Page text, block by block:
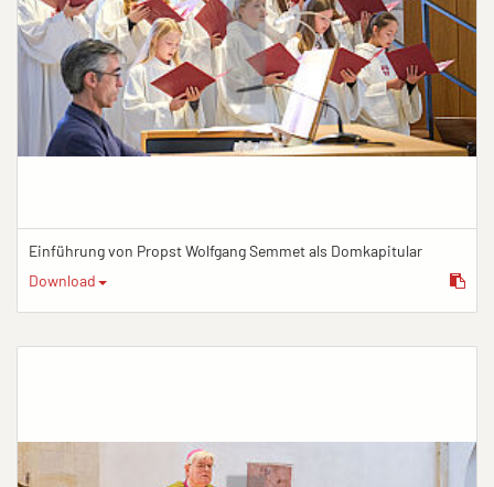
Einführung von Propst Wolfgang Semmet als Domkapitular
Download